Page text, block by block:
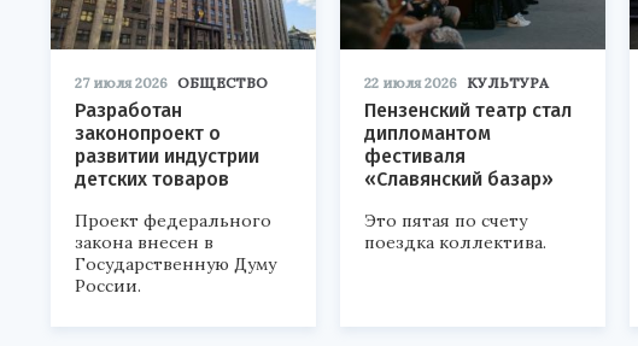
27 июля 2026 ОБЩЕСТВО
Разработан
законопроект о
развитии индустрии
детских товаров
Проект федерального
закона внесен в
Государственную Думу
России.
22 июля 2026 КУЛЬТУРА
Пензенский театр стал
дипломантом
фестиваля
«Славянский базар»
Это пятая по счету
поездка коллектива.